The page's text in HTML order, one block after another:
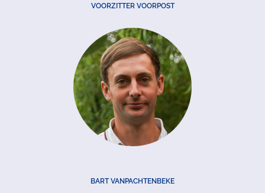
VOORZITTER VOORPOST
BART VANPACHTENBEKE